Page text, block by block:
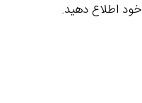
خود اطلاع دهید.